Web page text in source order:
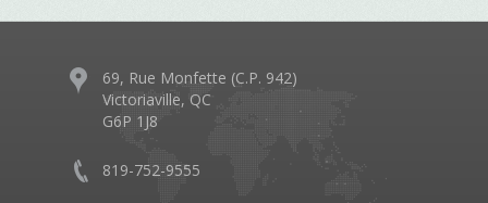
69, Rue Monfette (C.P. 942)
Victoriaville, QC
G6P 1J8
819-752-9555